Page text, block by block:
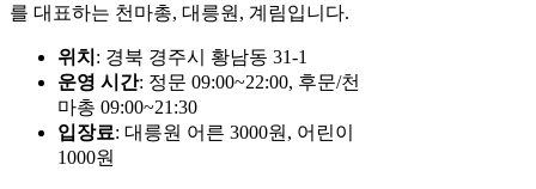
를 대표하는 천마총, 대릉원, 계림입니다.
위치 : 경북 경주시 황남동 31-1
운영 시간: 정문 09:00~22:00, 후문/천
마총 09:00~21:30
입장료: 대릉원 어른 3000원, 어린이
1000원